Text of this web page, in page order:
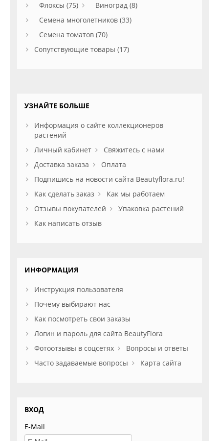
Флоксы (75)
Виноград (8)
Семена многолетников (33)
Семена томатов (70)
Сопутствующие товары (17)
УЗНАЙТЕ БОЛЬШЕ
Информация о сайте коллекционеров
растений
Личный кабинет
Свяжитесь с нами
Доставка заказа
Оплата
Подпишись на новости сайта Beautyflora.ru!
Как сделать заказ
Как мы работаем
Отзывы покупателей
Упаковка растений
Как написать отзыв
ИНФОРМАЦИЯ
Инструкция пользователя
Почему выбирают нас
Как посмотреть свои заказы
Логин и пароль для сайта BeautyFlora
Фотоотзывы в соцсетях
Вопросы и ответы
Часто задаваемые вопросы
Карта сайта
ВХОД
E-Mail